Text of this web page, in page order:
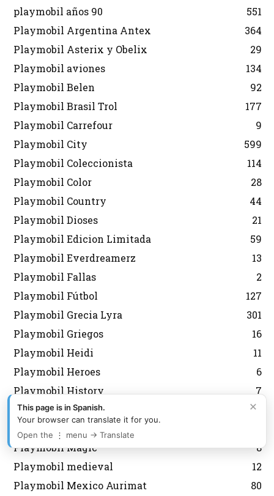
playmobil años 90
551
Playmobil Argentina Antex
364
Playmobil Asterix y Obelix
29
Playmobil aviones
134
Playmobil Belen
92
Playmobil Brasil Trol
177
Playmobil Carrefour
9
Playmobil City
599
Playmobil Coleccionista
114
Playmobil Color
28
Playmobil Country
44
Playmobil Dioses
21
Playmobil Edicion Limitada
59
Playmobil Everdreamerz
13
Playmobil Fallas
2
Playmobil Fútbol
127
Playmobil Grecia Lyra
301
Playmobil Griegos
16
Playmobil Heidi
11
Playmobil Heroes
6
Playmobil History
7
Playmobil Japon
Playmobil Magic
8
Playmobil medieval
12
Playmobil Mexico Aurimat
80
×
This page is in Spanish.
Your browser can translate it for you.
Open the ⋮ menu → Translate